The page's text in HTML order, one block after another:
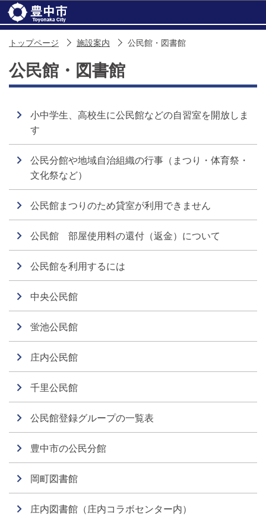
トップページ 施設案内 公民館・図書館
公民館・図書館
小中学生、高校生に公民館などの自習室を開放しま
す
公民分館や地域自治組織の行事（まつり・体育祭・
文化祭など）
公民館まつりのため貸室が利用できません
公民館 部屋使用料の還付（返金）について
公民館を利用するには
中央公民館
蛍池公民館
庄内公民館
千里公民館
公民館登録グループの一覧表
豊中市の公民分館
岡町図書館
庄内図書館（庄内コラボセンター内）